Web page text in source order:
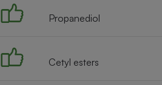
Propanediol
Cetyl esters